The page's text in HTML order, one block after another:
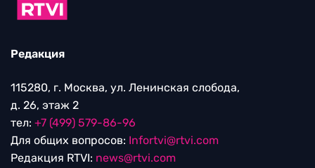
Редакция
115280, г. Москва, ул. Ленинская слобода,
д. 26, этаж 2
тел: +7 (499) 579-86-96
Для общих вопросов: Infortvi@rtvi.com
Редакция RTVI: news@rtvi.com